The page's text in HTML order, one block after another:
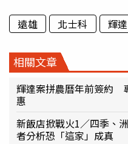
遠雄 北士科 輝達
相關文章
輝達案拼農曆年前簽約
惠
新飯店掀戰火1／四季、
者分析恐「這家」成真